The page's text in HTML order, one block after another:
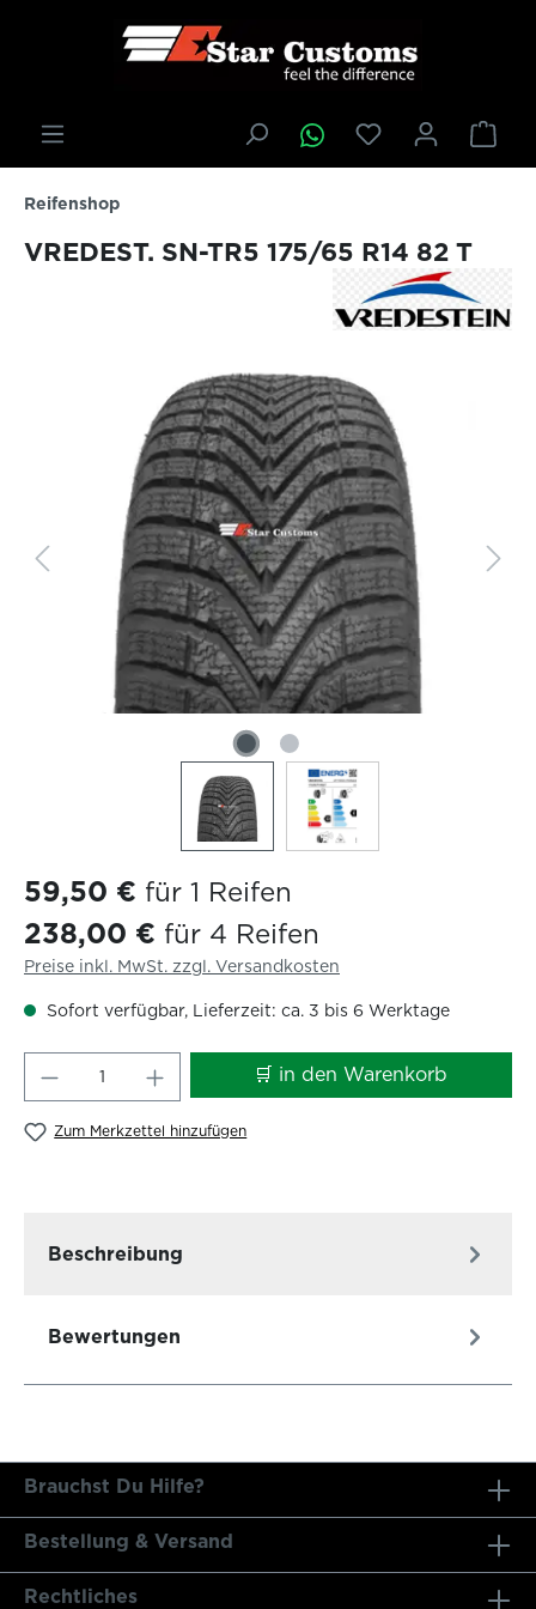
springen
Reifenshop
VREDEST. SN-TR5 175/65 R14 82 T
59,50 € für 1 Reifen
238,00 € für 4 Reifen
Preise inkl. MwSt. zzgl. Versandkosten
Sofort verfügbar, Lieferzeit: ca. 3 bis 6 Werktage
Produkt Anzahl: Gib den🛒 in den Warenkorb
Zum Merkzettel hinzufügen
Beschreibung
Bewertungen
Brauchst Du Hilfe?
Bestellung & Versand
Rechtliches